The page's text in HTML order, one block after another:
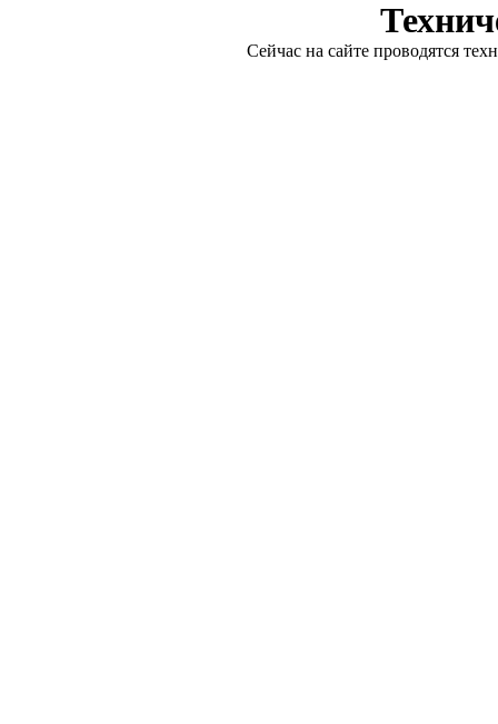
Сейчас на сайте проводятся